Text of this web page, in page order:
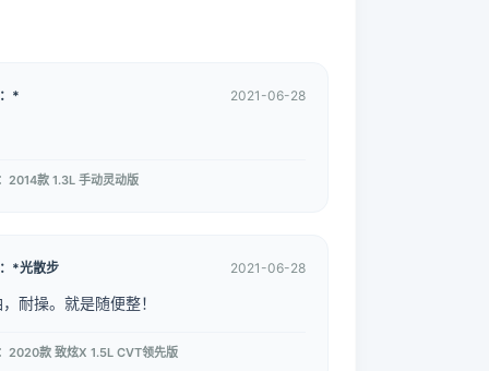
* 2021-06-28
2014款 1.3L 手动灵动版
*光散步 2021-06-28
耐操。就是随便整！
2020款 致炫X 1.5L CVT领先版